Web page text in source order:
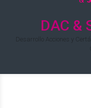
DAC &
Desarrollo Acciones y